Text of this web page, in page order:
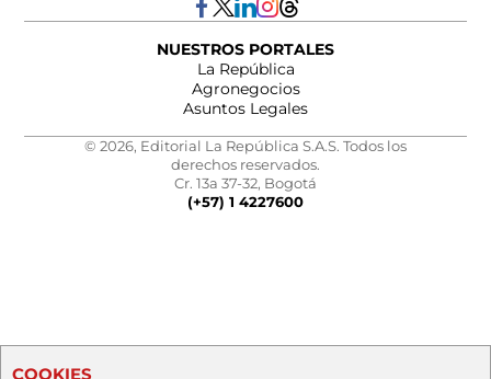
NUESTROS PORTALES
La República
Agronegocios
Asuntos Legales
© 2026, Editorial La República S.A.S. Todos los
derechos reservados.
Cr. 13a 37-32, Bogotá
(+57) 1 4227600
COOKIES